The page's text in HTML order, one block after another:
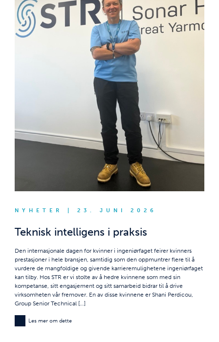
NYHETER | 23. JUNI 2026
Teknisk intelligens i praksis
Den internasjonale dagen for kvinner i ingeniørfaget feirer kvinners
prestasjoner i hele bransjen, samtidig som den oppmuntrer flere til å
vurdere de mangfoldige og givende karrieremulighetene ingeniørfaget
kan tilby. Hos STR er vi stolte av å hedre kvinnene som med sin
kompetanse, sitt engasjement og sitt samarbeid bidrar til å drive
virksomheten vår fremover. En av disse kvinnene er Shani Perdicou,
Group Senior Technical […]
Les mer om dette